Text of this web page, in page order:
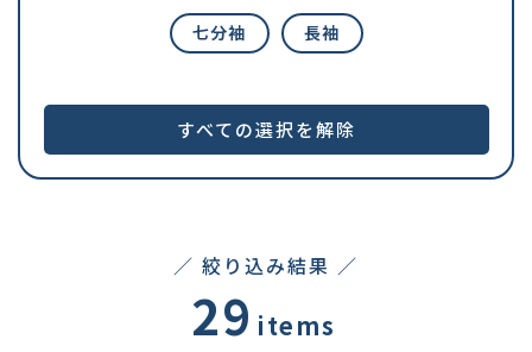
七分袖 長袖
すべての選択を解除
／ 絞り込み結果 ／
29 items